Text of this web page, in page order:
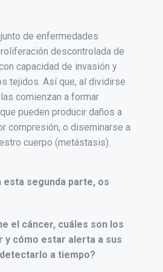
de enfermedades
descontrolada de
capacidad de invasión y
tejidos. Así que, al dividirse
comienzan a formar
pueden producir daños a
compresión, o diseminarse a
cuerpo (metástasis).
esta segunda parte, os
el cáncer, cuáles son los
y cómo estar alerta a sus
a tiempo?